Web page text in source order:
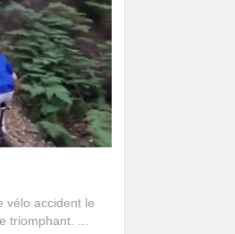
vélo accident le
triomphant. ...